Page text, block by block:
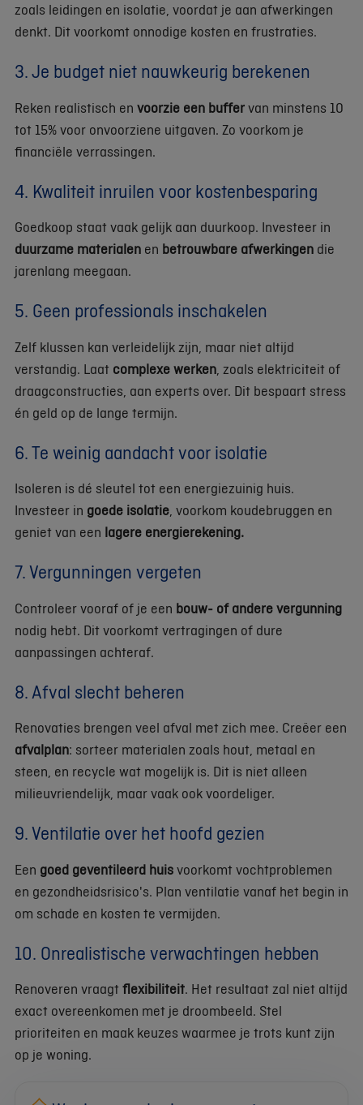
zoals leidingen en isolatie, voordat je aan afwerkingen
denkt. Dit voorkomt onnodige kosten en frustraties.
3. Je budget niet nauwkeurig berekenen
Reken realistisch en voorzie een buffervan minstens 10
tot 15% voor onvoorziene uitgaven. Zo voorkom je
financiële verrassingen.
4. Kwaliteit inruilen voor kostenbesparing
Goedkoop staat vaak gelijk aan duurkoop. Investeer in
duurzame materialen en betrouwbare afwerkingen die
jarenlang meegaan.
5. Geen professionals inschakelen
Zelf klussen kan verleidelijk zijn, maar niet altijd
verstandig. Laat complexe werken , zoals elektriciteit of
draagconstructies, aan experts over. Dit bespaart stress
én geld op de lange termijn.
6. Te weinig aandacht voor isolatie
Isoleren is dé sleutel tot een energiezuinig huis.
Investeer in goede isolatie, voorkom koudebruggen en
geniet van een lagere energierekening.
7. Vergunningen vergeten
Controleer vooraf of je een bouw- of andere vergunning
nodig hebt. Dit voorkomt vertragingen of dure
aanpassingen achteraf.
8. Afval slecht beheren
Renovaties brengen veel afval met zich mee. Creëer een
afvalplan: sorteer materialen zoals hout, metaal en
steen, en recycle wat mogelijk is. Dit is niet alleen
milieuvriendelijk, maar vaak ook voordeliger.
9. Ventilatie over het hoofd gezien
Een goed geventileerd huisvoorkomt vochtproblemen
en gezondheidsrisico's. Plan ventilatie vanaf het begin in
om schade en kosten te vermijden.
10. Onrealistische verwachtingen hebben
Renoveren vraagt flexibiliteit. Het resultaat zal niet altijd
exact overeenkomen met je droombeeld. Stel
prioriteiten en maak keuzes waarmee je trots kunt zijn
op je woning.